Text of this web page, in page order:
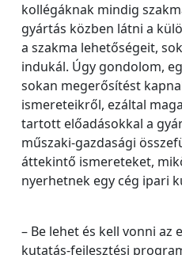
kollégáknak mindig
gyártás közben látni a
a szakma lehetőségeit,
indukál. Úgy gondolom,
sokan megerősítést
ismereteikről, ezáltal
tartott előadásokkal a
műszaki-gazdasági
áttekintő ismereteket,
nyerhetnek egy cég ipari
– Be lehet és kell vonni az
kutatás-fejlesztési